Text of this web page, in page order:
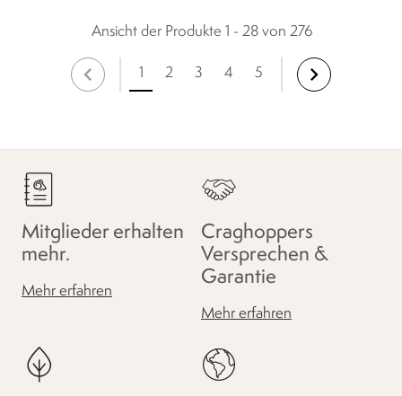
Ansicht der Produkte 1 - 28 von 276
1 2 3 4 5
Mitglieder erhalten
mehr.
Mehr erfahren
Craghoppers
Versprechen &
Garantie
Mehr erfahren